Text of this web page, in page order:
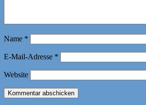
Name *
E-Mail-Adresse *
Website